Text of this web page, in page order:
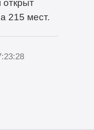
открыт
215 мест.